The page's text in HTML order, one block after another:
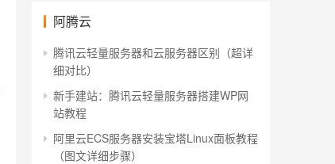
阿腾云
腾讯云轻量服务器和云服务器区别（超详
细对比）
新手建站：腾讯云轻量服务器搭建WP网
站教程
阿里云ECS服务器安装宝塔Linux面板教程
（图文详细步骤）